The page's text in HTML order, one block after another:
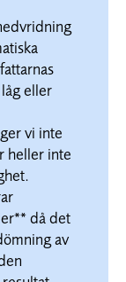
eller
vi inte
heller inte
då det
av